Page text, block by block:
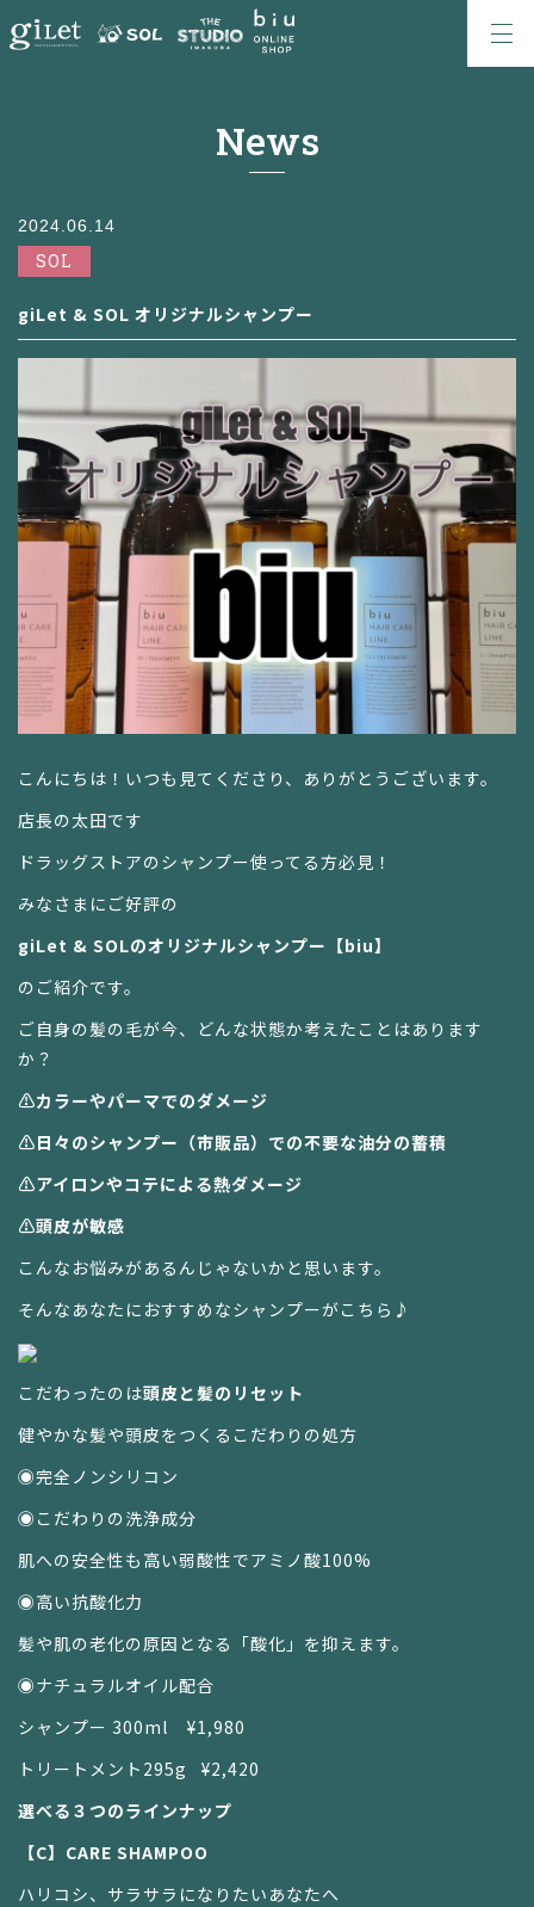
News
2024.06.14
SOL
giLet & SOL オリジナルシャンプー
こんにちは！いつも見てくださり、ありがとうございます。
店長の太田です
ドラッグストアのシャンプー使ってる方必見！
みなさまにご好評の
giLet & SOLのオリジナルシャンプー【biu】
のご紹介です。
ご自身の髪の毛が今、どんな状態か考えたことはあります
か？
⚠️カラーやパーマでのダメージ
⚠️日々のシャンプー（市販品）での不要な油分の蓄積
⚠️アイロンやコテによる熱ダメージ
⚠️頭皮が敏感
こんなお悩みがあるんじゃないかと思います。
そんなあなたにおすすめなシャンプーがこちら♪
こだわったのは頭皮と髪のリセット
健やかな髪や頭皮をつくるこだわりの処方
◉完全ノンシリコン
◉こだわりの洗浄成分
肌への安全性も高い弱酸性でアミノ酸100%
◉高い抗酸化力
髪や肌の老化の原因となる「酸化」を抑えます。
◉ナチュラルオイル配合
シャンプー 300ml ¥1,980
トリートメント295g ¥2,420
選べる３つのラインナップ
【C】CARE SHAMPOO
ハリコシ、サラサラになりたいあなたへ